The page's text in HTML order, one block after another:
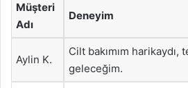
Müşteri
Adı
Deneyim
Aylin K.
Cilt bakımım harikaydı,
geleceğim.